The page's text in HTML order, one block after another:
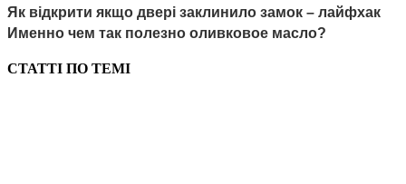
Як відкрити якщо двері заклинило замок – лайфхак
Именно чем так полезно оливковое масло?
СТАТТІ ПО ТЕМІ